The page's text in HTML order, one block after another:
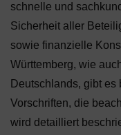
schnelle und
Sicherheit aller
sowie finanzielle
Württemberg, wie
Deutschlands, gibt es
Vorschriften, die
wird detailliert